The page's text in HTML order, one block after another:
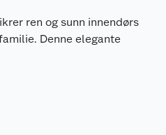
ren og sunn innendørs
Denne elegante